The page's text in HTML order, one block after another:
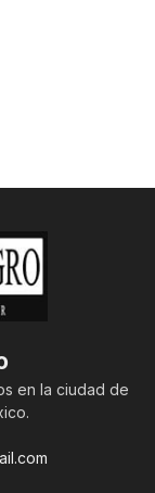
en la ciudad de